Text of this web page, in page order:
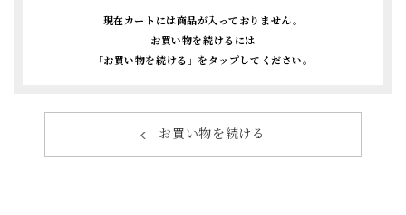
現在カートには商品が入っておりません。
お買い物を続けるには
「お買い物を続ける」をタップしてください。
お買い物を続ける